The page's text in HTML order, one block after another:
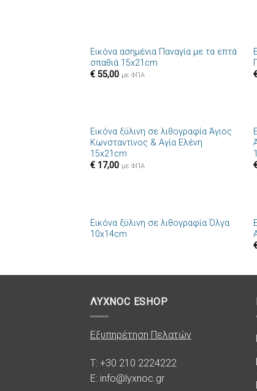
Πρόσθήκη
Εικόνα ασημένια Παναγία με τα επτά
σπαθιά 15x21cm
€55,00 με ΦΠΑ
Πρόσθήκη
στην λίστα
Εικόνα ξύλινη σε λιθογραφία Άγιος
Κωνσταντίνος & Αγία Ελένη
15x21cm
€17,00 με ΦΠΑ
Πρόσθήκη
Εικόνα ξύλινη σε λιθογραφία Όλγα
10x14cm
ΛΥΧΝΟC ESHOP
Εξυπηρέτηση Πελατών
T: +30 210 2224222
E: info@lyxnoc.gr